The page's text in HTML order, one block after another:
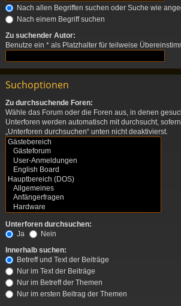
Nach allen Begriffen suchen oder Suche wie
Nach einem Begriff suchen
Zu suchender Autor:
Benutze ein * als Platzhalter für teilweise
Suchoptionen
Zu durchsuchende Foren:
Wähle das Forum oder die Foren aus, in denen
Unterforen werden automatisch mit durchsucht,
„Unterforen durchsuchen“ unten nicht deaktivierst.
Unterforen durchsuchen:
Ja
Nein
Innerhalb suchen:
Betreff und Text der Beiträge
Nur im Text der Beiträge
Nur im Betreff der Themen
Nur im ersten Beitrag der Themen